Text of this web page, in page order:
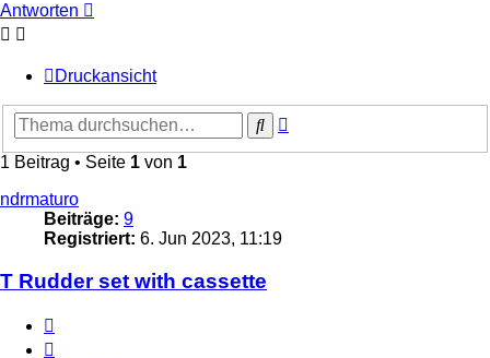
Antworten
Druckansicht
Suche
1 Beitrag • Seite 1 von 1
ndrmaturo
Beiträge: 9
Registriert: 6. Jun 2023, 11:19
T Rudder set with cassette